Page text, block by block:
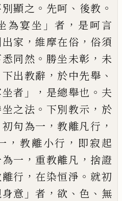
顯之 。 先呵 、 後教 。
為宴坐 」者 ， 是呵言
家 ，維摩在俗 ， 俗須
同然 。 勝坐未彰 ， 未
下出教辭 ， 於中先舉 、
者 」， 是總舉也 。 夫
之法 。 下別教示 ， 於
初句為一 ，教離凡行 ，
， 教離小行 ， 即寂起
一 ， 重教離凡 ， 捨證
行 ， 在染恒淨 。 就初
意 」者 ，欲 、 色 、 無